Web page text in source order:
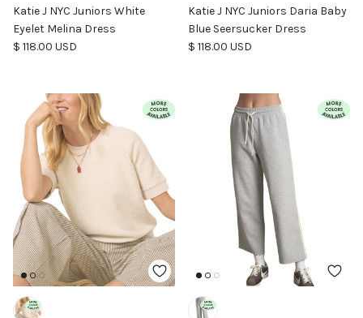
Katie J NYC Juniors White
Eyelet Melina Dress
Precio normal
$ 118.00 USD
Katie J NYC Juniors Daria Baby
Blue Seersucker Dress
Precio normal
$ 118.00 USD